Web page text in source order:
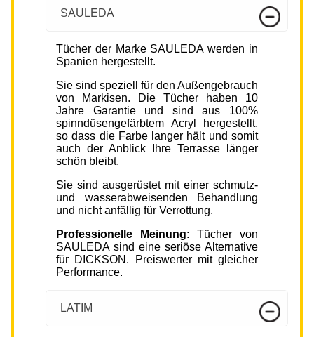
SAULEDA
Tücher der Marke SAULEDA werden in
Spanien hergestellt.
Sie sind speziell für den Außengebrauch
von Markisen. Die Tücher haben 10
Jahre Garantie und sind aus 100%
spinndüsengefärbtem Acryl hergestellt,
so dass die Farbe langer hält und somit
auch der Anblick Ihre Terrasse länger
schön bleibt.
Sie sind ausgerüstet mit einer schmutz-
und wasserabweisenden Behandlung
und nicht anfällig für Verrottung.
Professionelle Meinung: Tücher von
SAULEDA sind eine seriöse Alternative
für DICKSON. Preiswerter mit gleicher
Performance.
LATIM